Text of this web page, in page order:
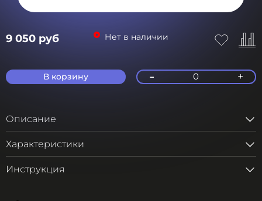
9 050 руб Нет в наличии
В корзину - 0 +
Описание
Характеристики
Инструкция